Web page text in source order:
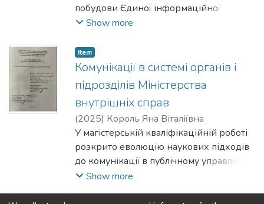
побудови Єдиної інформаційної
системи МВС України в умовах
дослідженні розкрито правові засади
функціонування системи, визначено
ролі її суб’єктів та механізми інтеграції
ресурсів Національної поліції, ДМС,
ДСНС та Держприкордонслужби.
Show more
Item
Комунікації в системі органів і
підрозділів Міністерства
внутрішніх справ
(2025) Король Яна Віталіївна
У магістерській кваліфікаційній роботі
розкрито еволюцію наукових підходів
до комунікації в публічному управлінні,
визначено сутність, функції та
Show more